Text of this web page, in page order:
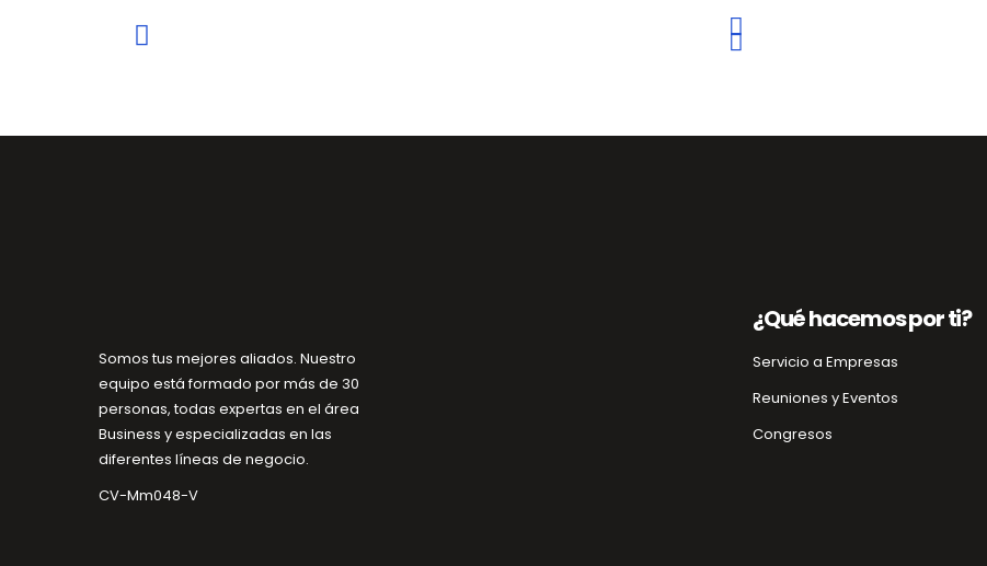
Somos tus mejores aliados. Nuestro
equipo está formado por más de 30
personas, todas expertas en el área
Business y especializadas en las
diferentes líneas de negocio.
CV-Mm048-V
¿Qué hacemos por ti?
Servicio a Empresas
Reuniones y Eventos
Congresos